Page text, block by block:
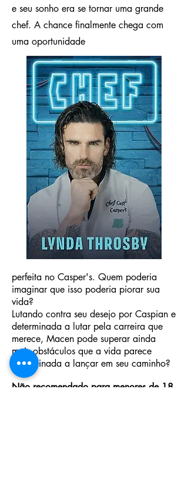
e seu sonho era se tornar uma grande
chef. A chance finalmente chega com
uma oportunidade
perfeita no Casper's. Quem poderia
imaginar que isso poderia piorar sua
vida?
Lutando contra seu desejo por Caspian e
determinada a lutar pela carreira que
merece, Macen pode superar ainda
mais obstáculos que a vida parece
determinada a lançar em seu caminho?
Não recomendado para menores de 18